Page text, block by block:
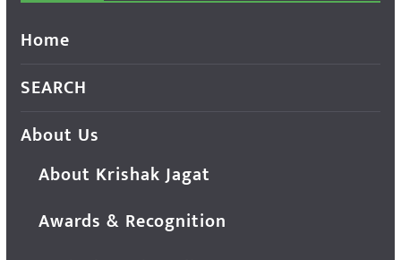
Home
SEARCH
About Us
About Krishak Jagat
Awards & Recognition